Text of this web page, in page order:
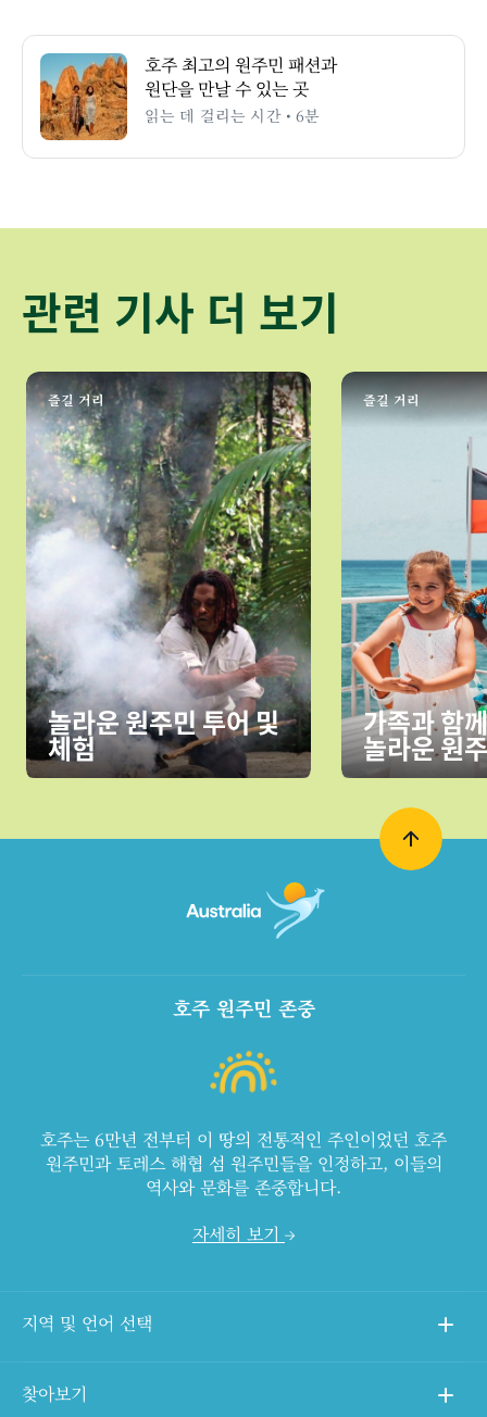
호주 최고의 원주민 패션과
원단을 만날 수 있는 곳
읽는 데 걸리는 시간 • 6분
관련 기사 더 보기
즐길 거리
놀라운 원주민 투어 및
체험
즐길 거리
가족과 함
놀라운 원
호주 원주민 존중
호주는 6만년 전부터 이 땅의 전통적인 주인이었던 호주
원주민과 토레스 해협 섬 원주민들을 인정하고, 이들의
역사와 문화를 존중합니다.
자세히 보기
지역 및 언어 선택
찾아보기